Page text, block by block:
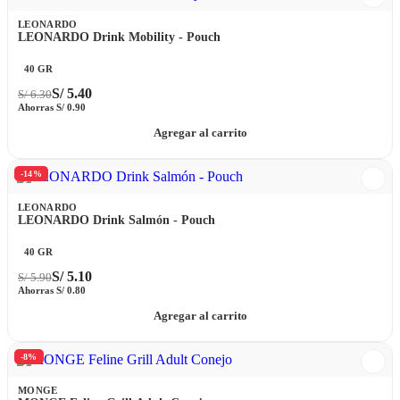
LEONARDO
LEONARDO Drink Mobility - Pouch
40 GR
S/6.30S/5.40
Ahorras S/ 0.90
Agregar al carrito
-14%
LEONARDO
LEONARDO Drink Salmón - Pouch
40 GR
S/5.90S/5.10
Ahorras S/ 0.80
Agregar al carrito
-8%
MONGE